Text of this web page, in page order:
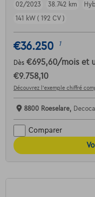
02/2023
38.742 km
141 kW ( 192 CV )
€36.250 1
Dès €695,60/mois et
€9.758,10
Découvrez l’exemple chiffré
8800 Roeselare,
Comparer